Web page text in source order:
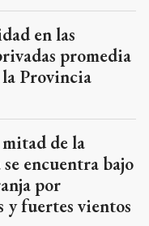
en las
promedia
la Provincia
de la
encuentra bajo
por
y fuertes vientos